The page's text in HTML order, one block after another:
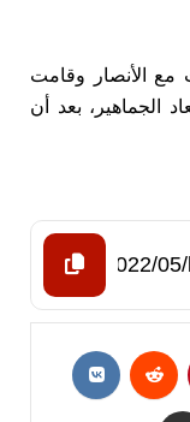
مع الأنصار وقامت
الجماهير، بعد أن